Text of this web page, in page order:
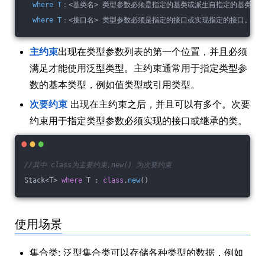
where T ：<基类名> 类型参数必须是指定的基类或派生自指定的基类。
where T ：<接口名> 类型参数必须是指定的接口或实现指定的接口。
主约束出现在类型参数列表的第一个位置，并且必须
满足才能使用泛型类型。主约束通常用于指定类型参
数的基本类型，例如值类型或引用类型。
次要约束 出现在主约束之后，并且可以有多个。次要
约束用于指定类型参数必须实现的接口或继承的类。
//其中 class为主要约束,new() 为次要约束
Stack<T> where T : class , new()
使用场景
集合类: 泛型集合类可以存储各种类型的数据，例如